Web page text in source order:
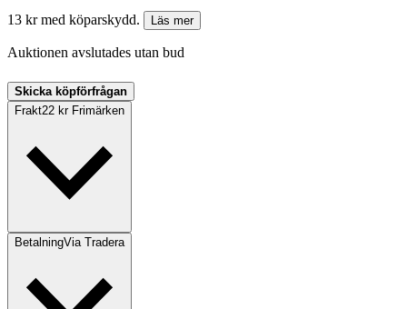
13 kr med köparskydd.
Läs mer
Auktionen avslutades utan bud
Skicka köpförfrågan
Frakt22 kr Frimärken
BetalningVia Tradera